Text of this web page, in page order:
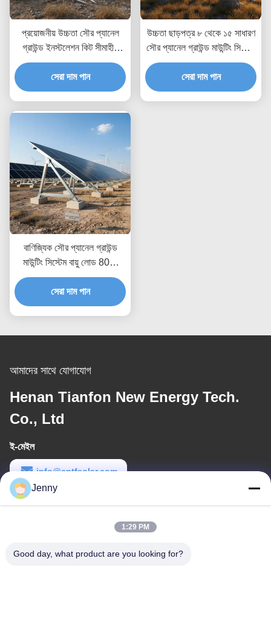
প্রয়োজনীয় উচ্চতা সৌর প্যানেল
গ্রাউন্ড ইনস্টলেশন কিট সীমাহীন
গভীরতা প্রদান কাস্টম উচ্চতা সমন্বয়
এবং নিরাপদ গ্রাউন্ড নোঙ্কারিং
অনুমতি দেয়
সেরা দাম পান
উচ্চতা ছাড়পত্র ৮ থেকে ১৫ সাধারণ
সৌর প্যানেল গ্রাউন্ড মাউন্টিং সিস্টেম
৮০ মিটার প্রতি সেকেন্ড পর্যন্ত
বাতাসের লোডের জন্য অপ্টিমাইজ
করা হয়েছে, সীমাহীন গভীরতা সহ
সেরা দাম পান
বাণিজ্যিক সৌর প্যানেল গ্রাউন্ড
মাউন্টিং সিস্টেম বায়ু লোড 80m
সেকেন্ড পর্যন্ত সর্বাধিক বায়ু
প্রতিরোধের জন্য ডিজাইন করা এবং
সহজ সেটআপ
সেরা দাম পান
আমাদের সাথে যোগাযোগ
Henan Tianfon New Energy Tech.
Co., Ltd
ই-মেইল
info@cntfsolar.com
কাজের সময়
Jenny
1:29 PM
Good day, what product are you looking for?